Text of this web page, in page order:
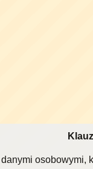
osobowymi,